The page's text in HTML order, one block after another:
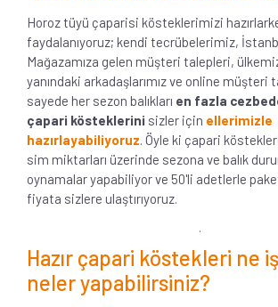
Horoz tüyü çaparisi kösteklerimizi
faydalanıyoruz; kendi tecrübelerimiz,
Mağazamıza gelen müşteri talepleri,
yanındaki arkadaşlarımız ve online müşteri
sayede her sezon balıkları en fazla
çapari kösteklerini sizler için ellerimizle
hazırlayabiliyoruz . Öyle ki çapari
sim miktarları üzerinde sezona ve balık
oynamalar yapabiliyor ve 50'li adetlerle
fiyata sizlere ulaştırıyoruz.
Hazır çapari köstekleri ne
neler yapabilirsiniz?